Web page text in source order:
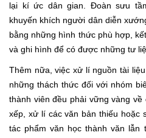
lại kí ức dân gian. Đoàn sưu
khuyến khích người dân diễn
bằng những hình thức phù hợp,
và ghi hình để có được những tư
Thêm nữa, việc xử lí nguồn tài
những thách thức đối với nhóm
thành viên đều phải vững vàng
xếp, xử lí các văn bản thiếu hoặc
tác phẩm văn học thành văn